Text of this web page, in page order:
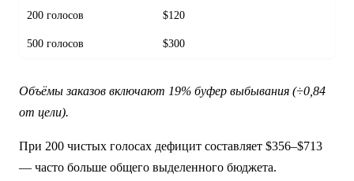
200 голосов $120
500 голосов $300
Объёмы заказов включают 19% буфер выбывания (÷0,84
от цели).
При 200 чистых голосах дефицит составляет $356–$713
— часто больше общего выделенного бюджета.